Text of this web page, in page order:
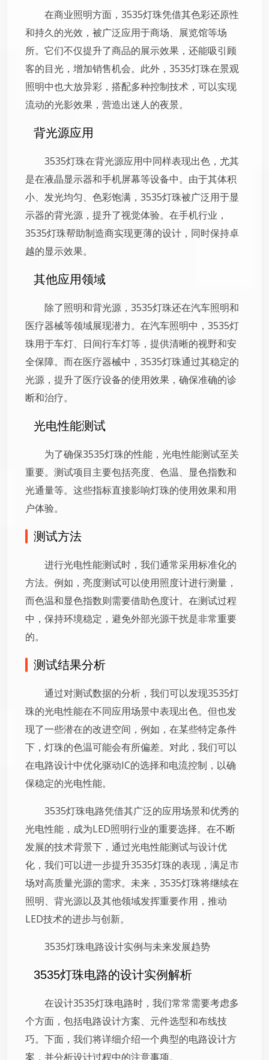
在商业照明方面，3535灯珠凭借其色彩还原性
和持久的光效，被广泛应用于商场、展览馆等场
所。它们不仅提升了商品的展示效果，还能吸引顾
客的目光，增加销售机会。此外，3535灯珠在景观
照明中也大放异彩，搭配多种控制技术，可以实现
流动的光影效果，营造出迷人的夜景。
背光源应用
3535灯珠在背光源应用中同样表现出色，尤其
是在液晶显示器和手机屏幕等设备中。由于其体积
小、发光均匀、色彩饱满，3535灯珠被广泛用于显
示器的背光源，提升了视觉体验。在手机行业，
3535灯珠帮助制造商实现更薄的设计，同时保持卓
越的显示效果。
其他应用领域
除了照明和背光源，3535灯珠还在汽车照明和
医疗器械等领域展现潜力。在汽车照明中，3535灯
珠用于车灯、日间行车灯等，提供清晰的视野和安
全保障。而在医疗器械中，3535灯珠通过其稳定的
光源，提升了医疗设备的使用效果，确保准确的诊
断和治疗。
光电性能测试
为了确保3535灯珠的性能，光电性能测试至关
重要。测试项目主要包括亮度、色温、显色指数和
光通量等。这些指标直接影响灯珠的使用效果和用
户体验。
测试方法
进行光电性能测试时，我们通常采用标准化的
方法。例如，亮度测试可以使用照度计进行测量，
而色温和显色指数则需要借助色度计。在测试过程
中，保持环境稳定，避免外部光源干扰是非常重要
的。
测试结果分析
通过对测试数据的分析，我们可以发现3535灯
珠的光电性能在不同应用场景中表现出色。但也发
现了一些潜在的改进空间，例如，在某些特定条件
下，灯珠的色温可能会有所偏差。对此，我们可以
在电路设计中优化驱动IC的选择和电流控制，以确
保稳定的光电性能。
3535灯珠电路凭借其广泛的应用场景和优秀的
光电性能，成为LED照明行业的重要选择。在不断
发展的技术背景下，通过光电性能测试与设计优
化，我们可以进一步提升3535灯珠的表现，满足市
场对高质量光源的需求。未来，3535灯珠将继续在
照明、背光源以及其他领域发挥重要作用，推动
LED技术的进步与创新。
3535灯珠电路设计实例与未来发展趋势
3535灯珠电路的设计实例解析
在设计3535灯珠电路时，我们常常需要考虑多
个方面，包括电路设计方案、元件选型和布线技
巧。下面，我们将详细介绍一个典型的电路设计方
案，并分析设计过程中的注意事项。